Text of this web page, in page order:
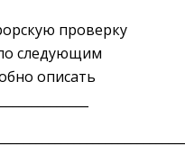
проверку
следующим
описать